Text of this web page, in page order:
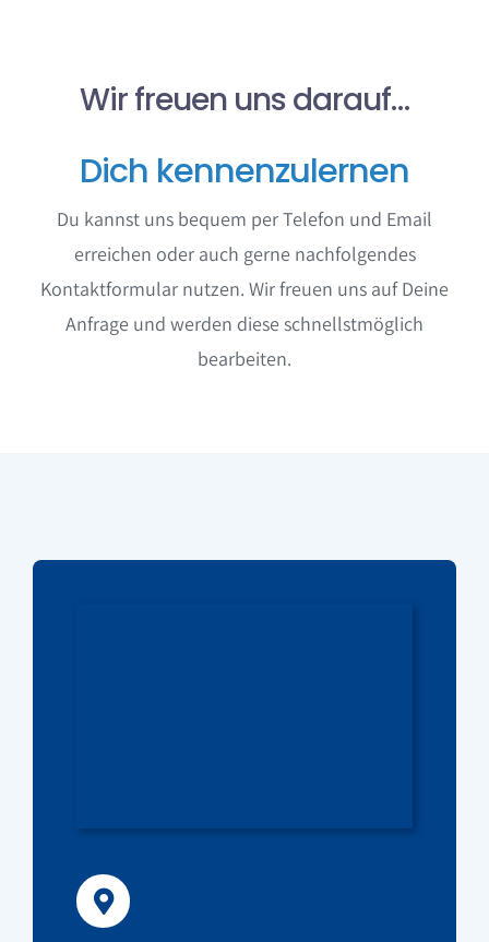
Wir freuen uns darauf…
Dich kennenzulernen
Du kannst uns bequem per Telefon und Email
erreichen oder auch gerne nachfolgendes
Kontaktformular nutzen. Wir freuen uns auf Deine
Anfrage und werden diese schnellstmöglich
bearbeiten.